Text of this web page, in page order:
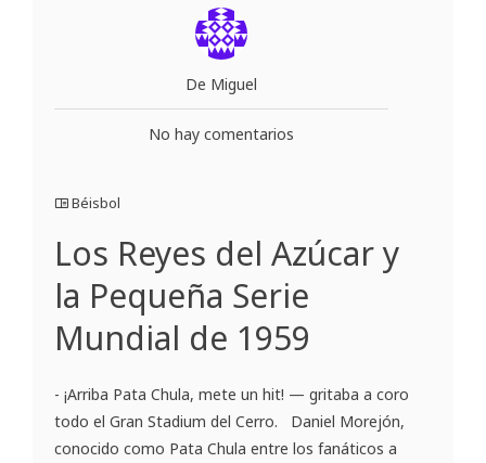
De Miguel
No hay comentarios
Béisbol
Los Reyes del Azúcar y
la Pequeña Serie
Mundial de 1959
- ¡Arriba Pata Chula, mete un hit! — gritaba a coro
todo el Gran Stadium del Cerro. Daniel Morejón,
conocido como Pata Chula entre los fanáticos a